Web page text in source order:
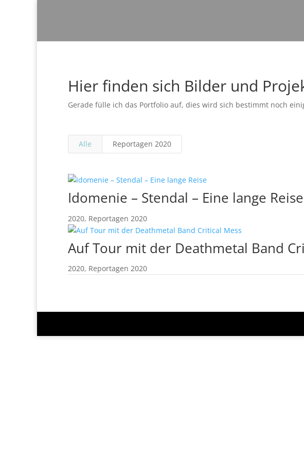
Hier finden sich Bilder und
Gerade fülle ich das Portfolio auf, dies wird sich bestimmt noch
Alle Reportagen 2020
Idomenie – Stendal – Eine lange Reise
2020, Reportagen 2020
Auf Tour mit der Deathmetal Band
2020, Reportagen 2020